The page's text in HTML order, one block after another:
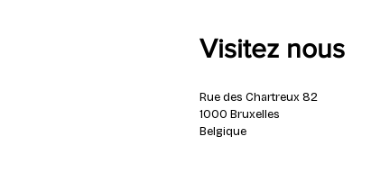
Visitez nous
Rue des Chartreux 82
1000 Bruxelles
Belgique